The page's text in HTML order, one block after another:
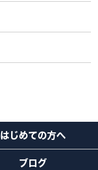
はじめての方へ
ブログ